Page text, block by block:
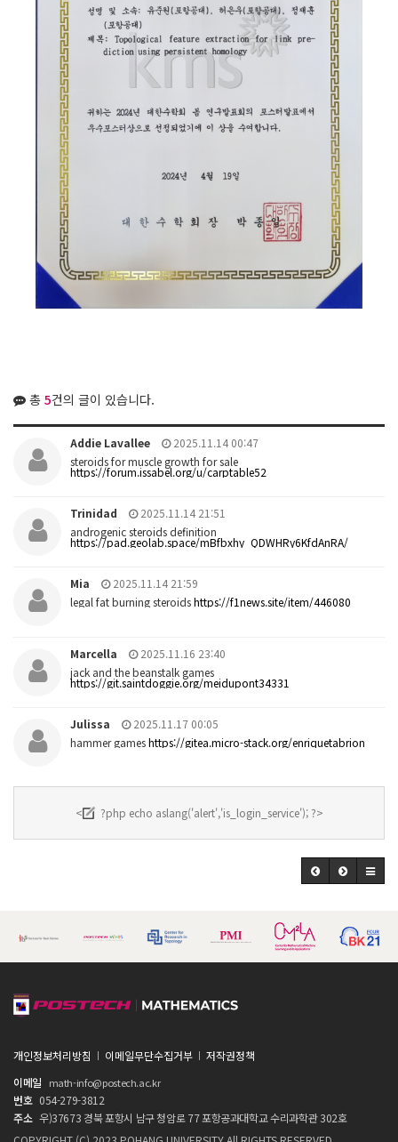
총 5건의 글이 있습니다.
Addie Lavallee
2025.11.14 00:47
steroids for muscle growth for sale
https://forum.issabel.org/u/carptable52
Trinidad
2025.11.14 21:51
androgenic steroids definition
https://pad.geolab.space/mBfbxhy_QDWHRy6KfdAnRA/
Mia
2025.11.14 21:59
legal fat burning steroidshttps://f1news.site/item/446080
Marcella
2025.11.16 23:40
jack and the beanstalk games
https://git.saintdoggie.org/meidupont34331
Julissa
2025.11.17 00:05
hammer gameshttps://gitea.micro-stack.org/enriquetabrion
< ?php echo aslang('alert','is_login_service'); ?>
개인정보처리방침 이메일무단수집거부
저작권정책
이메일
math-info@postech.ac.kr
번호 054-279-3812
주소 우)37673 경북 포항시 남구 청암로 77 포항공과대학교 수리과학관 302호